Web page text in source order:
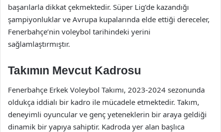
başarılarla dikkat çekmektedir. Süper Lig’de kazandığı
şampiyonluklar ve Avrupa kupalarında elde ettiği dereceler,
Fenerbahçe’nin voleybol tarihindeki yerini
sağlamlaştırmıştır.
Takımın Mevcut Kadrosu
Fenerbahçe Erkek Voleybol Takımı, 2023-2024 sezonunda
oldukça iddialı bir kadro ile mücadele etmektedir. Takım,
deneyimli oyuncular ve genç yeteneklerin bir araya geldiği
dinamik bir yapıya sahiptir. Kadroda yer alan başlıca